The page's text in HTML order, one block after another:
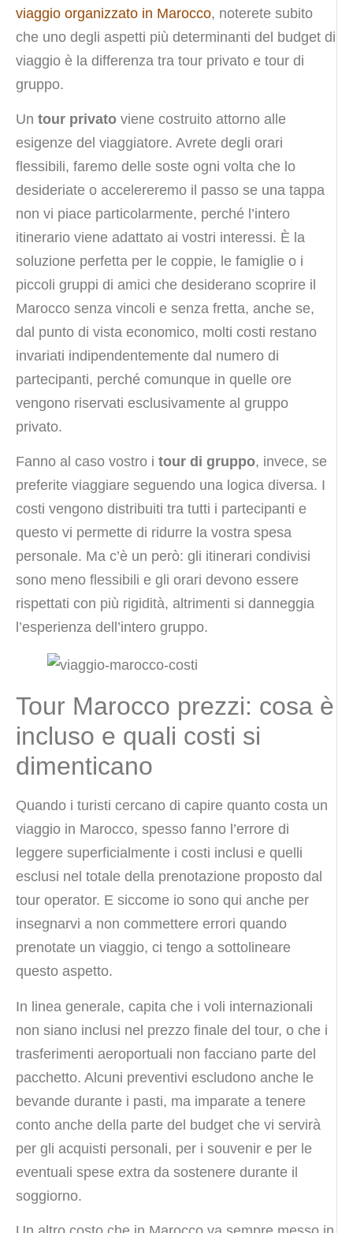
viaggio organizzato in Marocco, noterete subito
che uno degli aspetti più determinanti del budget di
viaggio è la differenza tra tour privato e tour di
gruppo.
Un tour privato viene costruito attorno alle
esigenze del viaggiatore. Avrete degli orari
flessibili, faremo delle soste ogni volta che lo
desideriate o accelereremo il passo se una tappa
non vi piace particolarmente, perché l’intero
itinerario viene adattato ai vostri interessi. È la
soluzione perfetta per le coppie, le famiglie o i
piccoli gruppi di amici che desiderano scoprire il
Marocco senza vincoli e senza fretta, anche se,
dal punto di vista economico, molti costi restano
invariati indipendentemente dal numero di
partecipanti, perché comunque in quelle ore
vengono riservati esclusivamente al gruppo
privato.
Fanno al caso vostro i tour di gruppo, invece, se
preferite viaggiare seguendo una logica diversa. I
costi vengono distribuiti tra tutti i partecipanti e
questo vi permette di ridurre la vostra spesa
personale. Ma c’è un però: gli itinerari condivisi
sono meno flessibili e gli orari devono essere
rispettati con più rigidità, altrimenti si danneggia
l’esperienza dell’intero gruppo.
Tour Marocco prezzi: cosa è
incluso e quali costi si
dimenticano
Quando i turisti cercano di capire quanto costa un
viaggio in Marocco, spesso fanno l’errore di
leggere superficialmente i costi inclusi e quelli
esclusi nel totale della prenotazione proposto dal
tour operator. E siccome io sono qui anche per
insegnarvi a non commettere errori quando
prenotate un viaggio, ci tengo a sottolineare
questo aspetto.
In linea generale, capita che i voli internazionali
non siano inclusi nel prezzo finale del tour, o che i
trasferimenti aeroportuali non facciano parte del
pacchetto. Alcuni preventivi escludono anche le
bevande durante i pasti, ma imparate a tenere
conto anche della parte del budget che vi servirà
per gli acquisti personali, per i souvenir e per le
eventuali spese extra da sostenere durante il
soggiorno.